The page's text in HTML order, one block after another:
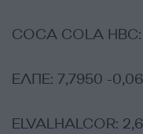
COCA COLA
ΕΛΠΕ: 7,7950 -
ELVALHALCOR: